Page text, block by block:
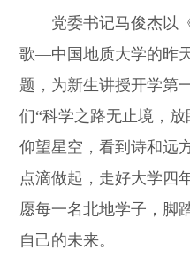
党委书记马俊杰以《
歌—中国地质大学的昨
题，为新生讲授开学第
们“科学之路无止境，
仰望星空，看到诗和远
点滴做起，走好大学四
愿每一名北地学子，脚
自己的未来。